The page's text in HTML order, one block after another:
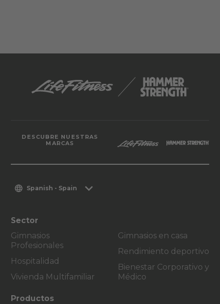
DESCUBRE NUESTRAS
MARCAS
Spanish - Spain
Sector
Gimnasios
Profesionales
Hospitalidad
Vivienda Multifamiliar
Gimnasios en casa
Rendimiento deportivo
Bienestar Corporativo y
Médico
Productos